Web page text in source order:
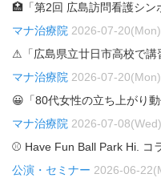
🏥「第2回 広島訪問看護シン
マナ治療院 2026-07-20(Mon)
⚠「広島県立廿日市高校で講
マナ治療院 2026-07-20(Mon)
😀「80代女性の立ち上がり動
マナ治療院 2026-07-08(Wed)
⚾ Have Fun Ball Park Hi. コ
公演・セミナー 2026-06-